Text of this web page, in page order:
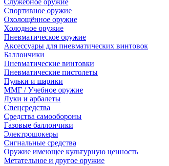
Служебное оружие
Спортивное оружие
Охолощённое оружие
Холодное оружие
Пневматическое оружие
Аксессуары для пневматических винтовок
Баллончики
Пневматические винтовки
Пневматические пистолеты
Пульки и шарики
ММГ / Учебное оружие
Луки и арбалеты
Спецсредства
Средства самообороны
Газовые баллончики
Электрошокеры
Сигнальные средства
Оружие имеющее культурную ценность
Метательное и другое оружие